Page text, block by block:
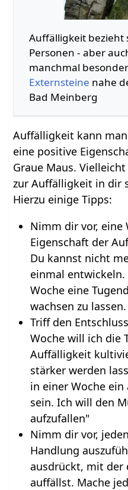
Auffälligkeit bezieht
Personen - aber
manchmal
Externsteine nahe
Bad Meinberg
Auffälligkeit kann
eine positive
Graue Maus.
zur Auffälligkeit in dir
Hierzu einige Tipps:
Nimm dir vor, eine
Eigenschaft der
Du kannst nicht
einmal
Woche eine
wachsen zu lassen.
Triff den
Woche will ich die
Auffälligkeit
stärker werden
in einer Woche
sein. Ich will den
aufzufallen"
Nimm dir vor,
Handlung
ausdrückt, mit der
auffällst. Mache